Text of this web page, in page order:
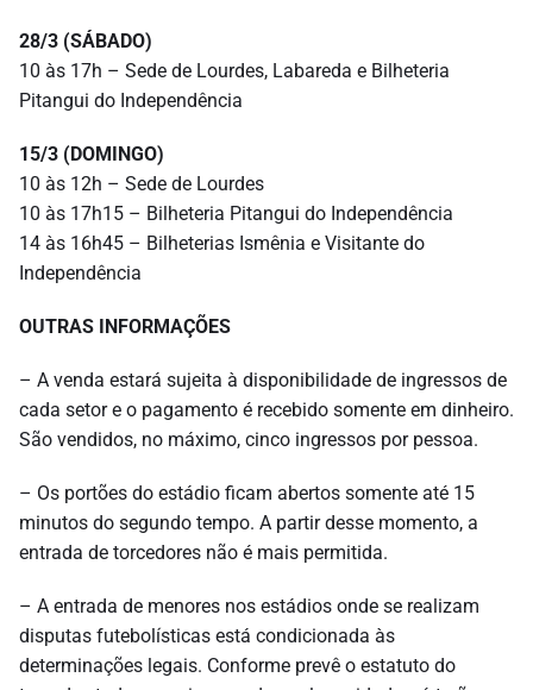
28/3 (SÁBADO)
10 às 17h – Sede de Lourdes, Labareda e Bilheteria
Pitangui do Independência
15/3 (DOMINGO)
10 às 12h – Sede de Lourdes
10 às 17h15 – Bilheteria Pitangui do Independência
14 às 16h45 – Bilheterias Ismênia e Visitante do
Independência
OUTRAS INFORMAÇÕES
– A venda estará sujeita à disponibilidade de ingressos de
cada setor e o pagamento é recebido somente em dinheiro.
São vendidos, no máximo, cinco ingressos por pessoa.
– Os portões do estádio ficam abertos somente até 15
minutos do segundo tempo. A partir desse momento, a
entrada de torcedores não é mais permitida.
– A entrada de menores nos estádios onde se realizam
disputas futebolísticas está condicionada às
determinações legais. Conforme prevê o estatuto do